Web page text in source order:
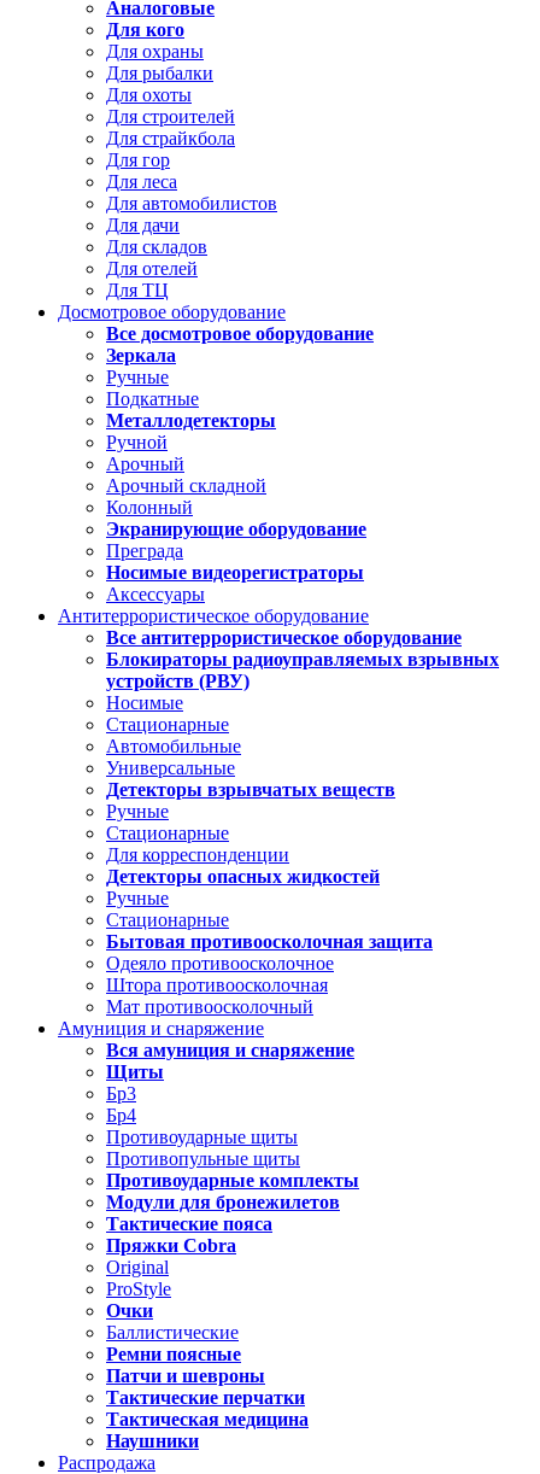
Аналоговые
Для кого
Для охраны
Для рыбалки
Для охоты
Для строителей
Для страйкбола
Для гор
Для леса
Для автомобилистов
Для дачи
Для складов
Для отелей
Для ТЦ
Досмотровое оборудование
Все досмотровое оборудование
Зеркала
Ручные
Подкатные
Металлодетекторы
Ручной
Арочный
Арочный складной
Колонный
Экранирующие оборудование
Преграда
Носимые видеорегистраторы
Аксессуары
Антитеррористическое оборудование
Все антитеррористическое оборудование
Блокираторы радиоуправляемых взрывных
устройств (РВУ)
Носимые
Стационарные
Автомобильные
Универсальные
Детекторы взрывчатых веществ
Ручные
Стационарные
Для корреспонденции
Детекторы опасных жидкостей
Ручные
Стационарные
Бытовая противоосколочная защита
Одеяло противоосколочное
Штора противоосколочная
Мат противоосколочный
Амуниция и снаряжение
Вся амуниция и снаряжение
Щиты
Бр3
Бр4
Противоударные щиты
Противопульные щиты
Противоударные комплекты
Модули для бронежилетов
Тактические пояса
Пряжки Cobra
Original
ProStyle
Очки
Баллистические
Ремни поясные
Патчи и шевроны
Тактические перчатки
Тактическая медицина
Наушники
Распродажа